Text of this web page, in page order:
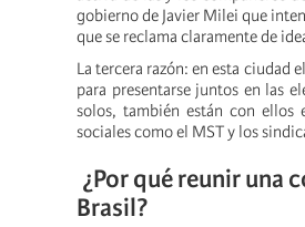
gobierno de Javier Milei que
que se reclama claramente de
La tercera razón: en esta ciudad
para presentarse juntos en las
solos, también están con ellos
sociales como el MST y los
¿Por qué reunir una
Brasil?